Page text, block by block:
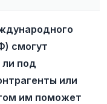
смогут
ли под
или
им поможет